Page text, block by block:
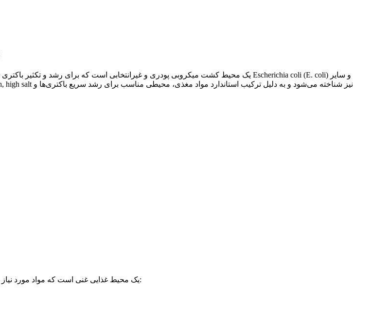
محیط LB یک محیط غذایی غنی است که مواد مورد نیاز برای رشد و تکثیر باکتری‌ها را فراهم می‌کند. ترکیبات اصلی این محصول شامل: